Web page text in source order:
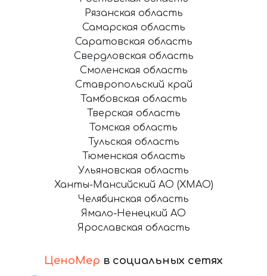
ЦеноМер в социальных сетях
Рязанская область
Самарская область
Саратовская область
Свердловская область
Смоленская область
Ставропольский край
Тамбовская область
Тверская область
Томская область
Тульская область
Тюменская область
Ульяновская область
Ханты-Мансийский АО (ХМАО)
Челябинская область
Ямало-Ненецкий АО
Ярославская область